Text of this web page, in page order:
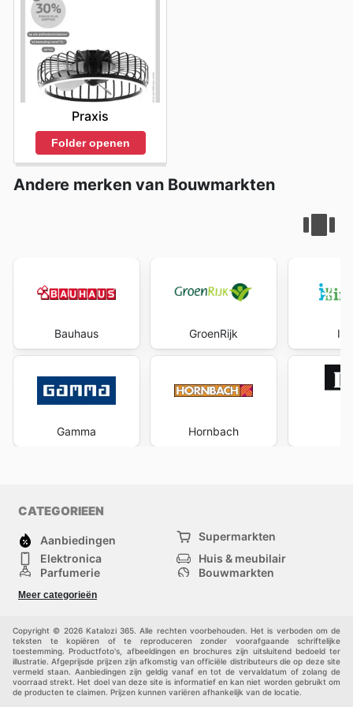
Praxis
Folder openen
Andere merken van Bouwmarkten
Bauhaus
Gamma
GroenRijk
Hornbach
CATEGORIEEN
Aanbiedingen
Supermarkten
Elektronica
Huis & meubilair
Parfumerie
Bouwmarkten
Kinderen
Meer categorieën
Copyright © 2026 Katalozi 365. Alle rechten voorbehouden. Het is verboden om de
teksten te kopiëren of te reproduceren zonder voorafgaande schriftelijke
toestemming. Productfoto's, afbeeldingen en brochures zijn uitsluitend bedoeld ter
illustratie. Afgeprijsde prijzen zijn afkomstig van officiële distributeurs die op deze site
vermeld staan. Aanbiedingen zijn geldig vanaf en tot de vervaldatum of zolang de
voorraad strekt. Het doel van deze site is informatief en kan niet worden gebruikt om
de producten te claimen. Prijzen kunnen variëren afhankelijk van de locatie.